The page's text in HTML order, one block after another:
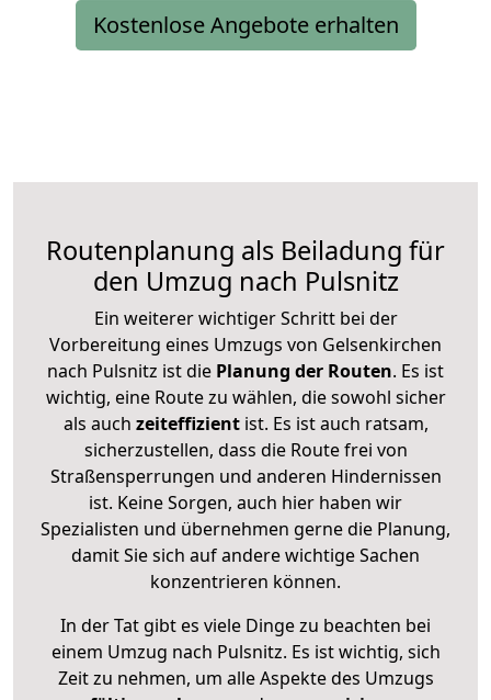
Kostenlose Angebote erhalten
Routenplanung als Beiladung für
den Umzug nach Pulsnitz
Ein weiterer wichtiger Schritt bei der
Vorbereitung eines Umzugs von Gelsenkirchen
nach Pulsnitz ist die Planung der Routen. Es ist
wichtig, eine Route zu wählen, die sowohl sicher
als auch zeiteffizientist. Es ist auch ratsam,
sicherzustellen, dass die Route frei von
Straßensperrungen und anderen Hindernissen
ist. Keine Sorgen, auch hier haben wir
Spezialisten und übernehmen gerne die Planung,
damit Sie sich auf andere wichtige Sachen
konzentrieren können.
In der Tat gibt es viele Dinge zu beachten bei
einem Umzug nach Pulsnitz. Es ist wichtig, sich
Zeit zu nehmen, um alle Aspekte des Umzugs